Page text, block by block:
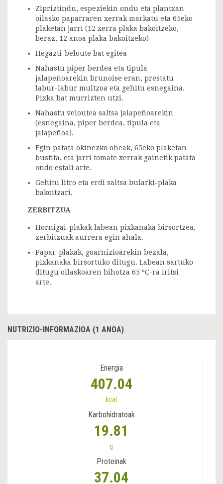
Zipriztindu, espeziekin ondu eta plantxan
oilasko paparraren xerrak markatu eta 65eko
plaketan jarri (12 xerra plaka bakoitzeko,
beraz, 12 anoa plaka bakoitzeko)
Hegazti-beloute bat egitea
Nahastu piper berdea eta tipula
jalapeñoarekin brunoise eran, prestatu
labur-labur multzoa eta gehitu esnegaina.
Pixka bat murrizten utzi.
Nahastu veloutea saltsa jalapeñoarekin
(esnegaina, piper berdea, tipula eta
jalapeñoa).
Egin patata okinezko oheak, 65eko plaketan
bustita, eta jarri tomate xerrak gainetik patata
ondo estali arte.
Gehitu litro eta erdi saltsa bularki-plaka
bakoitzari.
ZERBITZUA
Hornigai-plakak labean pixkanaka birsortzea,
zerbitzuak aurrera egin ahala.
Papar-plakak, goarnizioarekin bezala,
pixkanaka birsortuko ditugu. Labean sartuko
ditugu oilaskoaren bihotza 65 ºC-ra iritsi
arte.
NUTRIZIO-INFORMAZIOA (1 ANOA)
Energia
407.04
kcal
Karbohidratoak
19.81
g
Proteinak
37.04